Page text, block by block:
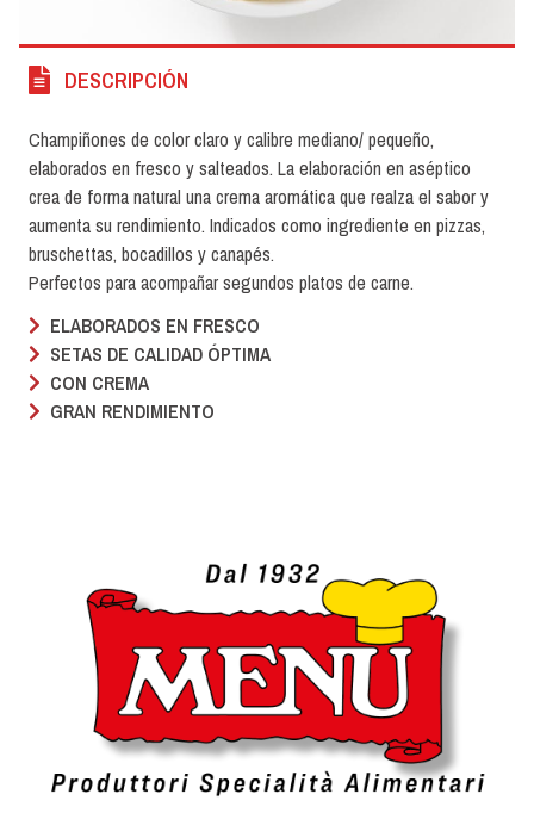
DESCRIPCIÓN
Champiñones de color claro y calibre mediano/ pequeño,
elaborados en fresco y salteados. La elaboración en aséptico
crea de forma natural una crema aromática que realza el sabor y
aumenta su rendimiento. Indicados como ingrediente en pizzas,
bruschettas, bocadillos y canapés.
Perfectos para acompañar segundos platos de carne.
ELABORADOS EN FRESCO
SETAS DE CALIDAD ÓPTIMA
CON CREMA
GRAN RENDIMIENTO